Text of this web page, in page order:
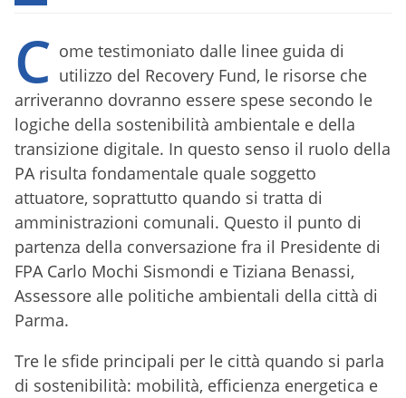
C ome testimoniato dalle linee guida di
utilizzo del Recovery Fund, le risorse che
arriveranno dovranno essere spese secondo le
logiche della sostenibilità ambientale e della
transizione digitale. In questo senso il ruolo della
PA risulta fondamentale quale soggetto
attuatore, soprattutto quando si tratta di
amministrazioni comunali. Questo il punto di
partenza della conversazione fra il Presidente di
FPA Carlo Mochi Sismondi e Tiziana Benassi,
Assessore alle politiche ambientali della città di
Parma.
Tre le sfide principali per le città quando si parla
di sostenibilità: mobilità, efficienza energetica e